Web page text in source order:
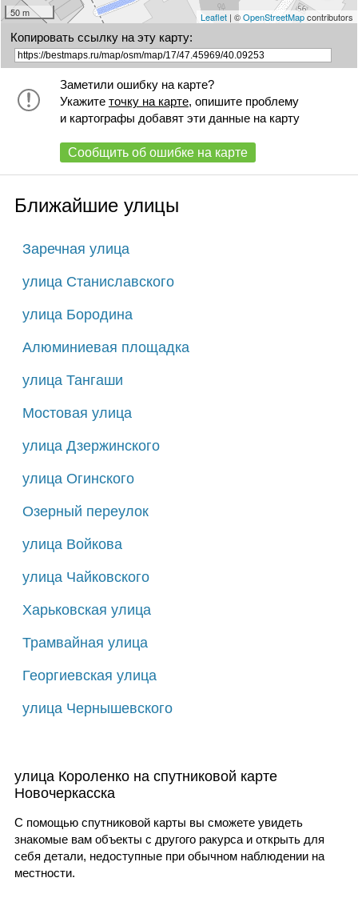
50 m Leaflet| ©OpenStreetMapcontributors
Копировать ссылку на эту карту:
Заметили ошибку на карте?
Укажите точку на карте, опишите проблему
и картографы добавят эти данные на карту
Сообщить об ошибке на карте
Ближайшие улицы
Заречная улица
улица Станиславского
улица Бородина
Алюминиевая площадка
улица Тангаши
Мостовая улица
улица Дзержинского
улица Огинского
Озерный переулок
улица Войкова
улица Чайковского
Харьковская улица
Трамвайная улица
Георгиевская улица
улица Чернышевского
улица Короленко на спутниковой карте
Новочеркасска
С помощью спутниковой карты вы сможете увидеть
знакомые вам объекты с другого ракурса и открыть для
себя детали, недоступные при обычном наблюдении на
местности.